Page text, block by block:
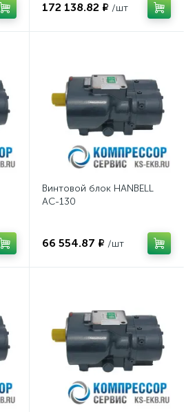
172 138.82 ₽ /шт
Винтовой блок HANBELL
AC-130
66 554.87 ₽ /шт